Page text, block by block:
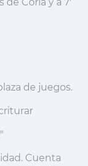
de juegos.
Cuenta